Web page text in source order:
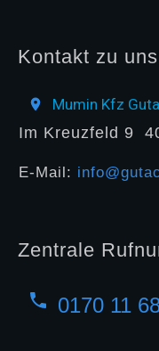
Kontakt zu
Mumin Kfz
Im Kreuzfeld 9
E-Mail:
Zentrale
0170 11